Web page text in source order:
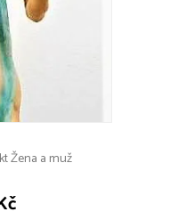
Žena a muž